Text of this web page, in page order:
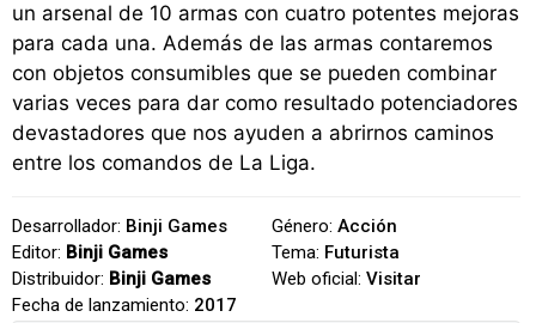
un arsenal de 10 armas con cuatro potentes mejoras
para cada una. Además de las armas contaremos
con objetos consumibles que se pueden combinar
varias veces para dar como resultado potenciadores
devastadores que nos ayuden a abrirnos caminos
entre los comandos de La Liga.
Desarrollador: Binji Games
Editor: Binji Games
Distribuidor: Binji Games
Fecha de lanzamiento: 2017
Género: Acción
Tema: Futurista
Web oficial: Visitar